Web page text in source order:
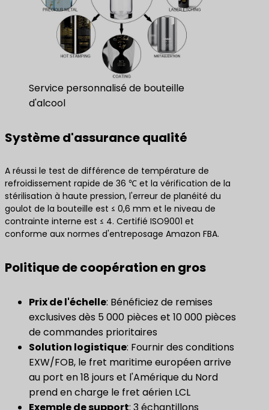
Service personnalisé de bouteille
d'alcool
Système d'assurance qualité
A réussi le test de différence de température de
refroidissement rapide de 36 ℃ et la vérification de la
stérilisation à haute pression, l'erreur de planéité du
goulot de la bouteille est ≤ 0,6 mm et le niveau de
contrainte interne est ≤ 4. Certifié ISO9001 et
conforme aux normes d'entreposage Amazon FBA.
Politique de coopération en gros
​Prix de l'échelle​: Bénéficiez de remises
exclusives dès 5 000 pièces et 10 000 pièces
de commandes prioritaires
Solution logistique: Fournir des conditions
EXW/FOB, le fret maritime européen arrive
au port en 18 jours et l'Amérique du Nord
prend en charge le fret aérien LCL